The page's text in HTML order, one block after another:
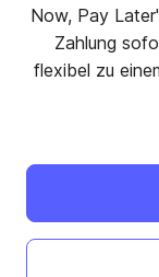
Now, Pay
Zahlung
flexibel zu